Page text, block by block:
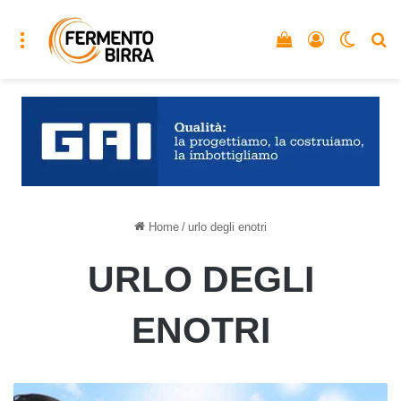
Menu Accedi
Vedi il carrello
Home / urlo degli enotri
URLO DEGLI
ENOTRI
Un